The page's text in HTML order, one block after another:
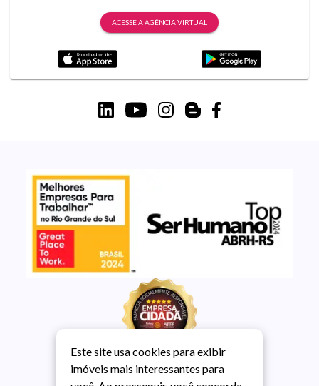
ACESSE A AGÊNCIA VIRTUAL
Este site usa cookies para exibir
imóveis mais interessantes para